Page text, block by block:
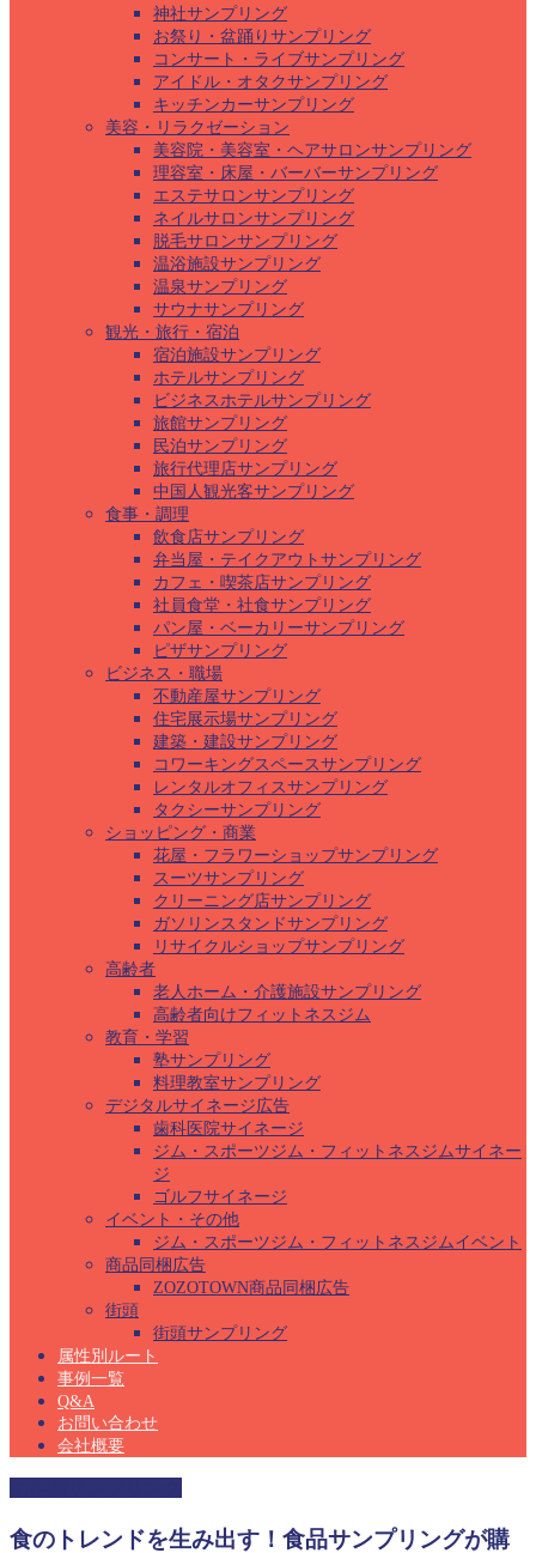
神社サンプリング
お祭り・盆踊りサンプリング
コンサート・ライブサンプリング
アイドル・オタクサンプリング
キッチンカーサンプリング
美容・リラクゼーション
美容院・美容室・ヘアサロンサンプリング
理容室・床屋・バーバーサンプリング
エステサロンサンプリング
ネイルサロンサンプリング
脱毛サロンサンプリング
温浴施設サンプリング
温泉サンプリング
サウナサンプリング
観光・旅行・宿泊
宿泊施設サンプリング
ホテルサンプリング
ビジネスホテルサンプリング
旅館サンプリング
民泊サンプリング
旅行代理店サンプリング
中国人観光客サンプリング
食事・調理
飲食店サンプリング
弁当屋・テイクアウトサンプリング
カフェ・喫茶店サンプリング
社員食堂・社食サンプリング
パン屋・ベーカリーサンプリング
ピザサンプリング
ビジネス・職場
不動産屋サンプリング
住宅展示場サンプリング
建築・建設サンプリング
コワーキングスペースサンプリング
レンタルオフィスサンプリング
タクシーサンプリング
ショッピング・商業
花屋・フラワーショップサンプリング
スーツサンプリング
クリーニング店サンプリング
ガソリンスタンドサンプリング
リサイクルショップサンプリング
高齢者
老人ホーム・介護施設サンプリング
高齢者向けフィットネスジム
教育・学習
塾サンプリング
料理教室サンプリング
デジタルサイネージ広告
歯科医院サイネージ
ジム・スポーツジム・フィットネスジムサイネー
ジ
ゴルフサイネージ
イベント・その他
ジム・スポーツジム・フィットネスジムイベント
商品同梱広告
ZOZOTOWN商品同梱広告
街頭
街頭サンプリング
属性別ルート
事例一覧
Q&A
お問い合わせ
会社概要
食のトレンドを生み出す！食品サンプリングが購